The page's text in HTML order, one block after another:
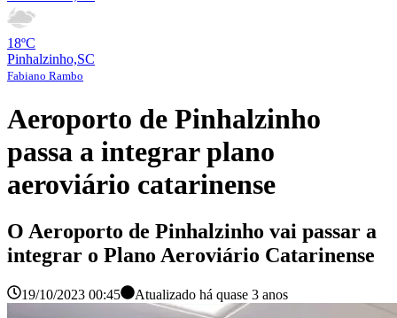
18ºC
Pinhalzinho,SC
Fabiano Rambo
Aeroporto de Pinhalzinho
passa a integrar plano
aeroviário catarinense
O Aeroporto de Pinhalzinho vai passar a
integrar o Plano Aeroviário Catarinense
19/10/2023 00:45 Atualizado há quase 3 anos